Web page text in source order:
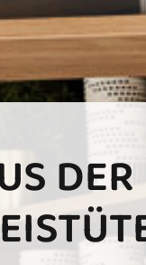
DER